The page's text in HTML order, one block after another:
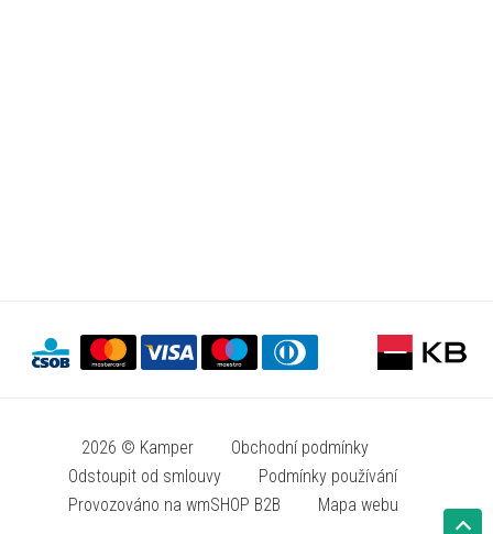
2026 © Kamper
Obchodní podmínky
Odstoupit od smlouvy
Podmínky používání
Provozováno na wmSHOP B2B
Mapa webu